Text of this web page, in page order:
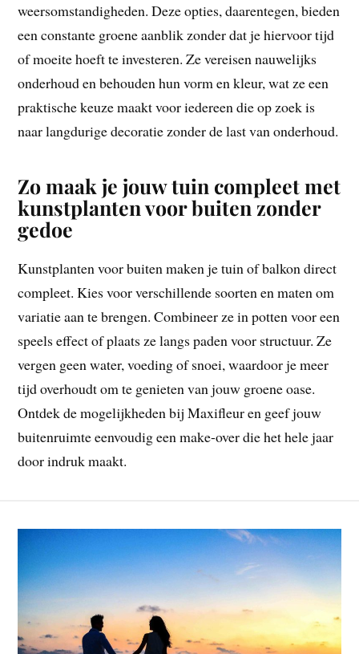
weersomstandigheden. Deze opties, daarentegen, bieden
een constante groene aanblik zonder dat je hiervoor tijd
of moeite hoeft te investeren. Ze vereisen nauwelijks
onderhoud en behouden hun vorm en kleur, wat ze een
praktische keuze maakt voor iedereen die op zoek is
naar langdurige decoratie zonder de last van onderhoud.
Zo maak je jouw tuin compleet met
kunstplanten voor buiten zonder
gedoe
Kunstplanten voor buiten maken je tuin of balkon direct
compleet. Kies voor verschillende soorten en maten om
variatie aan te brengen. Combineer ze in potten voor een
speels effect of plaats ze langs paden voor structuur. Ze
vergen geen water, voeding of snoei, waardoor je meer
tijd overhoudt om te genieten van jouw groene oase.
Ontdek de mogelijkheden bij Maxifleur en geef jouw
buitenruimte eenvoudig een make-over die het hele jaar
door indruk maakt.